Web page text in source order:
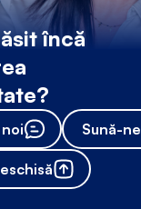
încă
Sună-ne